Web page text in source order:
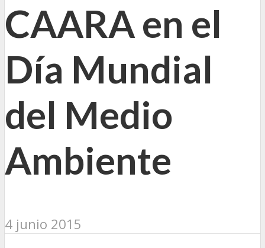
CAARA en el
Día Mundial
del Medio
Ambiente
4 junio 2015